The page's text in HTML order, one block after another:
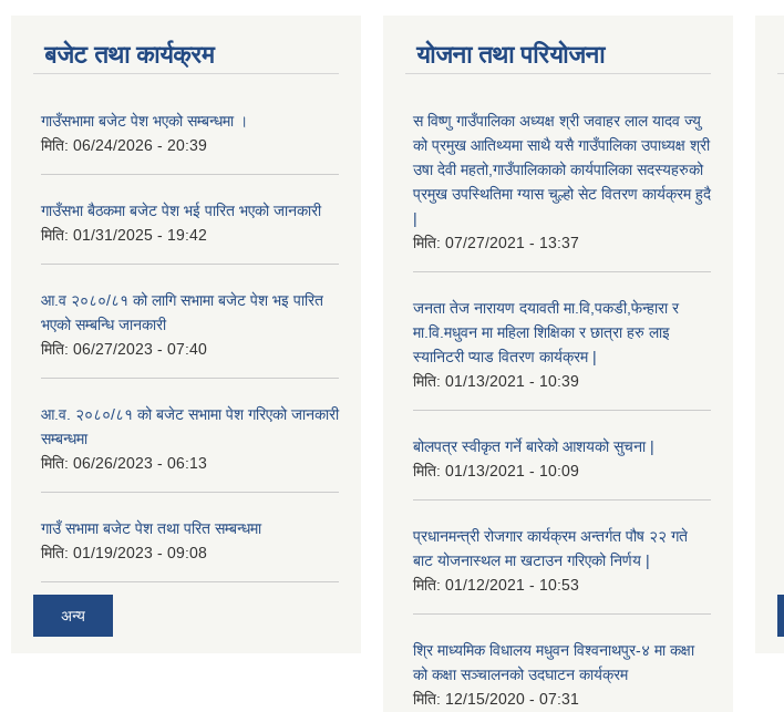
बजेट तथा कार्यक्रम
गाउँसभामा बजेट पेश भएको सम्बन्धमा ।
मिति: 06/24/2026 - 20:39
गाउँसभा बैठकमा बजेट पेश भई पारित भएको जानकारी
मिति: 01/31/2025 - 19:42
आ.व २०८०/८१ को लागि सभामा बजेट पेश भइ पारित
भएको सम्बन्धि जानकारी
मिति: 06/27/2023 - 07:40
आ.व. २०८०/८१ को बजेट सभामा पेश गरिएको जानकारी
सम्बन्धमा
मिति: 06/26/2023 - 06:13
गाउँ सभामा बजेट पेश तथा परित सम्बन्धमा
मिति: 01/19/2023 - 09:08
अन्य
योजना तथा परियोजना
स विष्णु गाउँपालिका अध्यक्ष श्री जवाहर लाल यादव ज्यु
को प्रमुख आतिथ्यमा साथै यसै गाउँपालिका उपाध्यक्ष श्री
उषा देवी महतो,गाउँपालिकाको कार्यपालिका सदस्यहरुको
प्रमुख उपस्थितिमा ग्यास चुल्हो सेट वितरण कार्यक्रम हुदै
|
मिति: 07/27/2021 - 13:37
जनता तेज नारायण दयावती मा.वि,पकडी,फेन्हारा र
मा.वि.मधुवन मा महिला शिक्षिका र छात्रा हरु लाइ
स्यानिटरी प्याड वितरण कार्यक्रम |
मिति: 01/13/2021 - 10:39
बोलपत्र स्वीकृत गर्ने बारेको आशयको सुचना |
मिति: 01/13/2021 - 10:09
प्रधानमन्त्री रोजगार कार्यक्रम अन्तर्गत पौष २२ गते
बाट योजनास्थल मा खटाउन गरिएको निर्णय |
मिति: 01/12/2021 - 10:53
श्रि माध्यमिक विधालय मधुवन विश्वनाथपुर-४ मा कक्षा
को कक्षा सञ्चालनको उदघाटन कार्यक्रम
मिति: 12/15/2020 - 07:31